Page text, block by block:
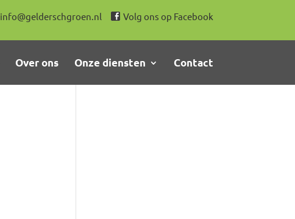
info@gelderschgroen.nl Volg ons op Facebook
Over ons Onze diensten Contact